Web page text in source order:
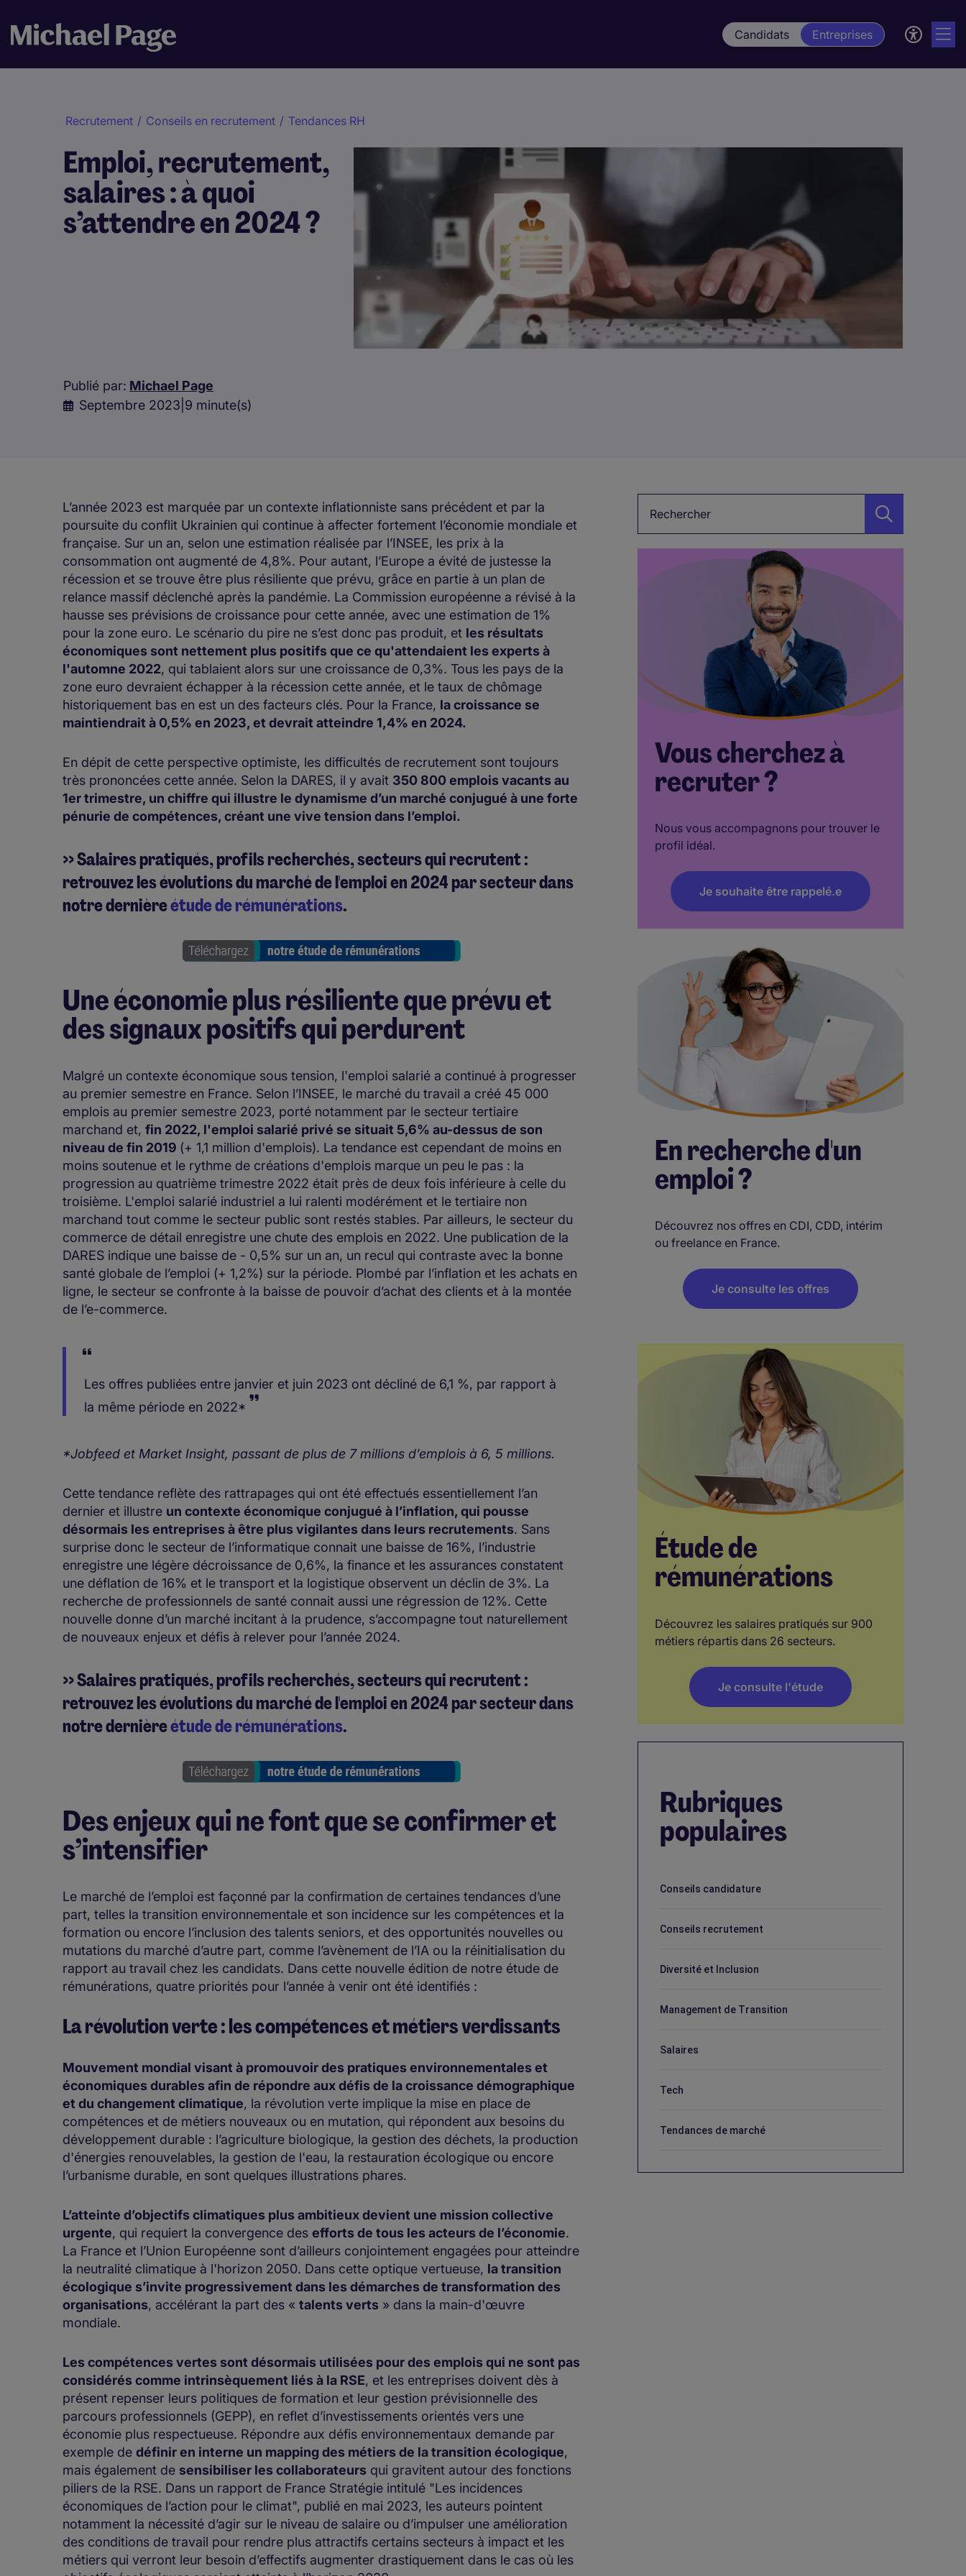
Candidats Entreprises
Recrutement / Conseils en recrutement / Tendances RH
Emploi, recrutement,
salaires : à quoi
s’attendre en 2024 ?
Publié par: Michael Page
Septembre 2023 9 minute(s)
L’année 2023 est marquée par un contexte inflationniste sans précédent et par la
poursuite du conflit Ukrainien qui continue à affecter fortement l’économie mondiale et
française. Sur un an, selon une estimation réalisée par l’INSEE, les prix à la
consommation ont augmenté de 4,8%. Pour autant, l’Europe a évité de justesse la
récession et se trouve être plus résiliente que prévu, grâce en partie à un plan de
relance massif déclenché après la pandémie. La Commission européenne a révisé à la
hausse ses prévisions de croissance pour cette année, avec une estimation de 1%
pour la zone euro. Le scénario du pire ne s’est donc pas produit, et les résultats
économiques sont nettement plus positifs que ce qu'attendaient les experts à
l'automne 2022, qui tablaient alors sur une croissance de 0,3%. Tous les pays de la
zone euro devraient échapper à la récession cette année, et le taux de chômage
historiquement bas en est un des facteurs clés. Pour la France, la croissance se
maintiendrait à 0,5% en 2023, et devrait atteindre 1,4% en 2024.
En dépit de cette perspective optimiste, les difficultés de recrutement sont toujours
très prononcées cette année. Selon la DARES, il y avait 350 800 emplois vacants au
1er trimestre, un chiffre qui illustre le dynamisme d’un marché conjugué à une forte
pénurie de compétences, créant une vive tension dans l’emploi.
>> Salaires pratiqués, profils recherchés, secteurs qui recrutent :
retrouvez les évolutions du marché de l'emploi en 2024 par secteur dans
notre dernièreétude de rémunérations.
Une économie plus résiliente que prévu et
des signaux positifs qui perdurent
Malgré un contexte économique sous tension, l'emploi salarié a continué à progresser
au premier semestre en France. Selon l’INSEE, le marché du travail a créé 45 000
emplois au premier semestre 2023, porté notamment par le secteur tertiaire
marchand et, fin 2022, l'emploi salarié privé se situait 5,6% au-dessus de son
niveau de fin 2019 (+ 1,1 million d'emplois). La tendance est cependant de moins en
moins soutenue et le rythme de créations d'emplois marque un peu le pas : la
progression au quatrième trimestre 2022 était près de deux fois inférieure à celle du
troisième. L'emploi salarié industriel a lui ralenti modérément et le tertiaire non
marchand tout comme le secteur public sont restés stables. Par ailleurs, le secteur du
commerce de détail enregistre une chute des emplois en 2022. Une publication de la
DARES indique une baisse de - 0,5% sur un an, un recul qui contraste avec la bonne
santé globale de l’emploi (+ 1,2%) sur la période. Plombé par l’inflation et les achats en
ligne, le secteur se confronte à la baisse de pouvoir d’achat des clients et à la montée
de l’e-commerce.
Les offres publiées entre janvier et juin 2023 ont décliné de 6,1 %, par rapport à
la même période en 2022*
*Jobfeed et Market Insight, passant de plus de 7 millions d’emplois à 6, 5 millions.
Cette tendance reflète des rattrapages qui ont été effectués essentiellement l’an
dernier et illustre un contexte économique conjugué à l’inflation, qui pousse
désormais les entreprises à être plus vigilantes dans leurs recrutements. Sans
surprise donc le secteur de l’informatique connait une baisse de 16%, l’industrie
enregistre une légère décroissance de 0,6%, la finance et les assurances constatent
une déflation de 16% et le transport et la logistique observent un déclin de 3%. La
recherche de professionnels de santé connait aussi une régression de 12%. Cette
nouvelle donne d’un marché incitant à la prudence, s’accompagne tout naturellement
de nouveaux enjeux et défis à relever pour l’année 2024.
>> Salaires pratiqués, profils recherchés, secteurs qui recrutent :
retrouvez les évolutions du marché de l'emploi en 2024 par secteur dans
notre dernièreétude de rémunérations.
Des enjeux qui ne font que se confirmer et
s’intensifier
Le marché de l’emploi est façonné par la confirmation de certaines tendances d’une
part, telles la transition environnementale et son incidence sur les compétences et la
formation ou encore l’inclusion des talents seniors, et des opportunités nouvelles ou
mutations du marché d’autre part, comme l’avènement de l’IA ou la réinitialisation du
rapport au travail chez les candidats. Dans cette nouvelle édition de notre étude de
rémunérations, quatre priorités pour l’année à venir ont été identifiés :
La révolution verte : les compétences et métiers verdissants
Mouvement mondial visant à promouvoir des pratiques environnementales et
économiques durables afin de répondre aux défis de la croissance démographique
et du changement climatique, la révolution verte implique la mise en place de
compétences et de métiers nouveaux ou en mutation, qui répondent aux besoins du
développement durable : l’agriculture biologique, la gestion des déchets, la production
d'énergies renouvelables, la gestion de l'eau, la restauration écologique ou encore
l’urbanisme durable, en sont quelques illustrations phares.
L’atteinte d’objectifs climatiques plus ambitieux devient une mission collective
urgente, qui requiert la convergence des efforts de tous les acteurs de l’économie.
La France et l’Union Européenne sont d’ailleurs conjointement engagées pour atteindre
la neutralité climatique à l'horizon 2050. Dans cette optique vertueuse, la transition
écologique s’invite progressivement dans les démarches de transformation des
organisations, accélérant la part des « talents verts » dans la main-d'œuvre
mondiale.
Les compétences vertes sont désormais utilisées pour des emplois qui ne sont pas
considérés comme intrinsèquement liés à la RSE, et les entreprises doivent dès à
présent repenser leurs politiques de formation et leur gestion prévisionnelle des
parcours professionnels (GEPP), en reflet d’investissements orientés vers une
économie plus respectueuse. Répondre aux défis environnementaux demande par
exemple de définir en interne un mapping des métiers de la transition écologique,
mais également de sensibiliser les collaborateurs qui gravitent autour des fonctions
piliers de la RSE. Dans un rapport de France Stratégie intitulé "Les incidences
économiques de l’action pour le climat", publié en mai 2023, les auteurs pointent
notamment la nécessité d’agir sur le niveau de salaire ou d’impulser une amélioration
des conditions de travail pour rendre plus attractifs certains secteurs à impact et les
métiers qui verront leur besoin d’effectifs augmenter drastiquement dans le cas où les
Vous cherchez à
recruter ?
Nous vous accompagnons pour trouver le
profil idéal.
Je souhaite être rappelé.e
En recherche d'un
emploi ?
Découvrez nos offres en CDI, CDD, intérim
ou freelance en France.
Je consulte les offres
Étude de
rémunérations
Découvrez les salaires pratiqués sur 900
métiers répartis dans 26 secteurs.
Je consulte l'étude
Rubriques
populaires
Conseils candidature
Conseils recrutement
Diversité et Inclusion
Management de Transition
Salaires
Tech
Tendances de marché